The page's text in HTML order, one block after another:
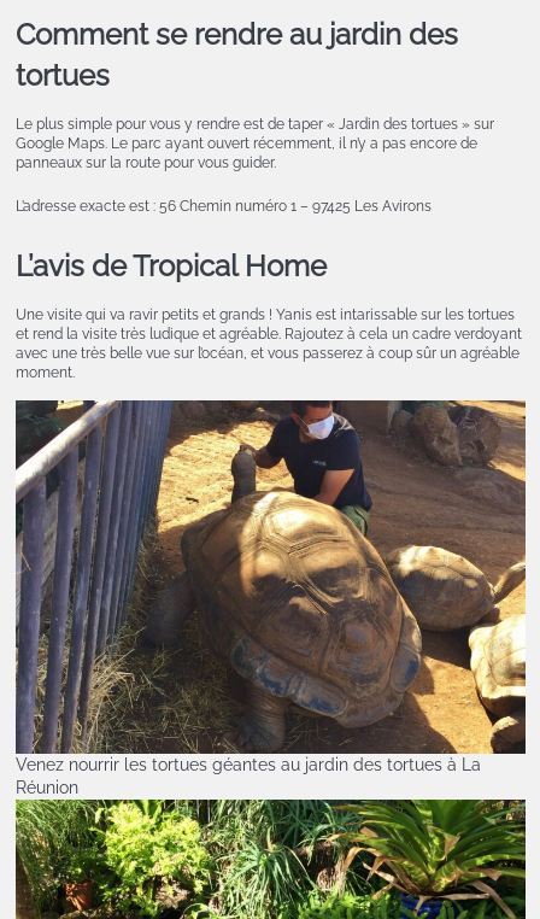
Comment se rendre au jardin des
tortues
Le plus simple pour vous y rendre est de taper « Jardin des tortues » sur
Google Maps. Le parc ayant ouvert récemment, il n’y a pas encore de
panneaux sur la route pour vous guider.
L’adresse exacte est : 56 Chemin numéro 1 – 97425 Les Avirons
L’avis de Tropical Home
Une visite qui va ravir petits et grands ! Yanis est intarissable sur les tortues
et rend la visite très ludique et agréable. Rajoutez à cela un cadre verdoyant
avec une très belle vue sur l’océan, et vous passerez à coup sûr un agréable
moment.
Venez nourrir les tortues géantes au jardin des tortues à La
Réunion